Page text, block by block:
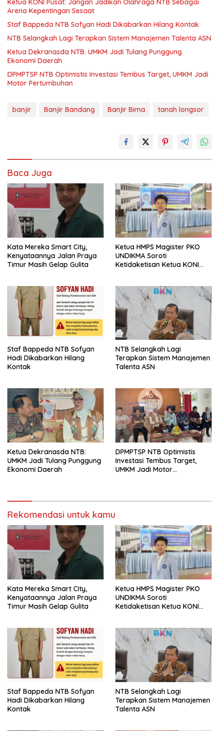
Ketua KONI Pusat: Jangan Jadikan Olahraga NTB Sebagai
Arena Kepentingan Sesaat
Staf Bappeda NTB Sofyan Hadi Dikabarkan Hilang Kontak
NTB Selangkah Lagi Terapkan Sistem Manajemen Talenta ASN
Ketua Dekranasda NTB: UMKM Jadi Tulang Punggung
Ekonomi Daerah
DPMPTSP NTB Optimistis Investasi Tembus Target, UMKM Jadi
Motor Pertumbuhan
banjir Banjir Bandang Banjir Bima tanah longsor
Baca Juga
Kata Mereka Smart City,
Kenyataannya Jalan Praya
Timur Masih Gelap Gulita
Ketua HMPS Magister PKO
UNDIKMA Soroti
Ketidaketisan Ketua KONI
Arena Kepentingan Sesaat
Staf Bappeda NTB Sofyan
Hadi Dikabarkan Hilang
Kontak
NTB Selangkah Lagi
Terapkan Sistem Manajemen
Talenta ASN
Ketua Dekranasda NTB:
UMKM Jadi Tulang Punggung
Ekonomi Daerah
DPMPTSP NTB Optimistis
Investasi Tembus Target,
UMKM Jadi Motor
Rekomendasi untuk kamu
Kata Mereka Smart City,
Kenyataannya Jalan Praya
Timur Masih Gelap Gulita
Ketua HMPS Magister PKO
UNDIKMA Soroti
Ketidaketisan Ketua KONI
Arena Kepentingan Sesaat
Staf Bappeda NTB Sofyan
Hadi Dikabarkan Hilang
Kontak
NTB Selangkah Lagi
Terapkan Sistem Manajemen
Talenta ASN